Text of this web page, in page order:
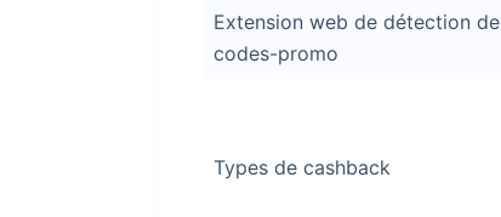
Extension web de détection de
codes-promo
Types de cashback